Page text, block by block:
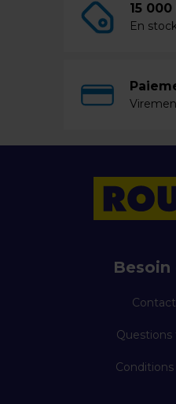
15
En
Besoin
Conditions